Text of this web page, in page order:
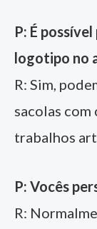
P: É
logotipo no
R: Sim,
sacolas com
trabalhos
P: Vocês
R: